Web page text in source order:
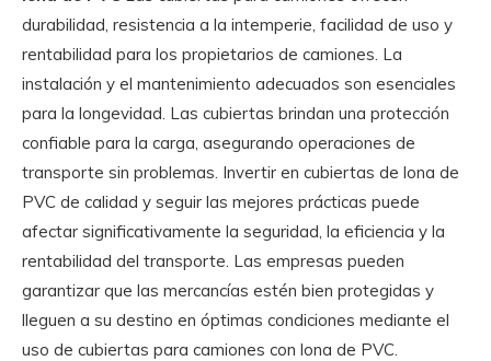
durabilidad, resistencia a la intemperie, facilidad de uso y
rentabilidad para los propietarios de camiones. La
instalación y el mantenimiento adecuados son esenciales
para la longevidad. Las cubiertas brindan una protección
confiable para la carga, asegurando operaciones de
transporte sin problemas. Invertir en cubiertas de lona de
PVC de calidad y seguir las mejores prácticas puede
afectar significativamente la seguridad, la eficiencia y la
rentabilidad del transporte. Las empresas pueden
garantizar que las mercancías estén bien protegidas y
lleguen a su destino en óptimas condiciones mediante el
uso de cubiertas para camiones con lona de PVC.